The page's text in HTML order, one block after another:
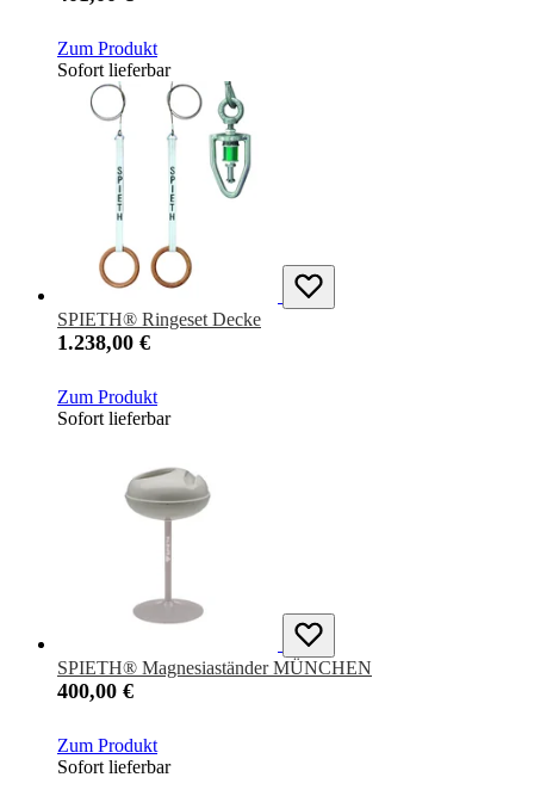
Zum Produkt
Sofort lieferbar
SPIETH® Ringeset Decke
1.238,00 €
Zum Produkt
Sofort lieferbar
SPIETH® Magnesiaständer MÜNCHEN
400,00 €
Zum Produkt
Sofort lieferbar